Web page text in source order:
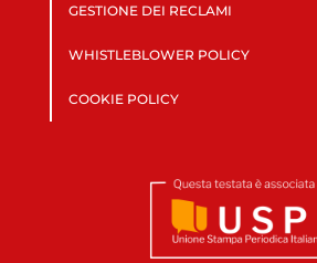
GESTIONE DEI RECLAMI
WHISTLEBLOWER POLICY
COOKIE POLICY